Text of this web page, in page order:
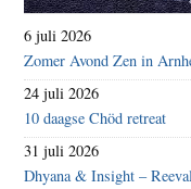
6 juli 2026
Zomer Avond Zen in
24 juli 2026
10 daagse Chöd retreat
31 juli 2026
Dhyana & Insight –